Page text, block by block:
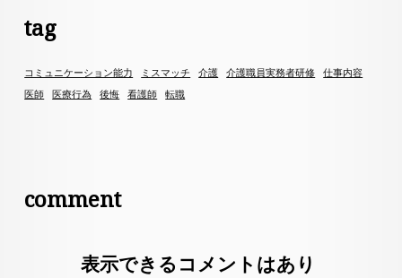
tag
コミュニケーション能力 ミスマッチ 介護 介護職員実務者研修
仕事内容
医師
医療行為 後悔 看護師 転職
comment
表示できるコメントはあり